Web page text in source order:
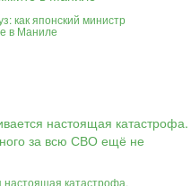
как японский министр
в Маниле
катастрофа.